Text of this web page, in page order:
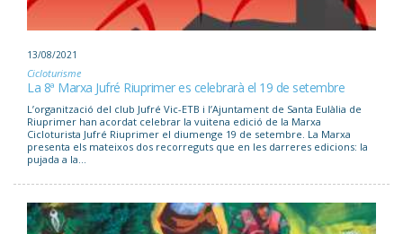
13/08/2021
Cicloturisme
La 8ª Marxa Jufré Riuprimer es celebrarà el 19 de setembre
L’organització del club Jufré Vic-ETB i l’Ajuntament de Santa Eulàlia de
Riuprimer han acordat celebrar la vuitena edició de la Marxa
Cicloturista Jufré Riuprimer el diumenge 19 de setembre. La Marxa
presenta els mateixos dos recorreguts que en les darreres edicions: la
pujada a la...